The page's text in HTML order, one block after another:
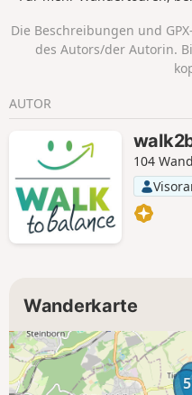
Die Beschreibungen und
des Autors/der Autorin.
AUTOR
104
Wanderkarte
5